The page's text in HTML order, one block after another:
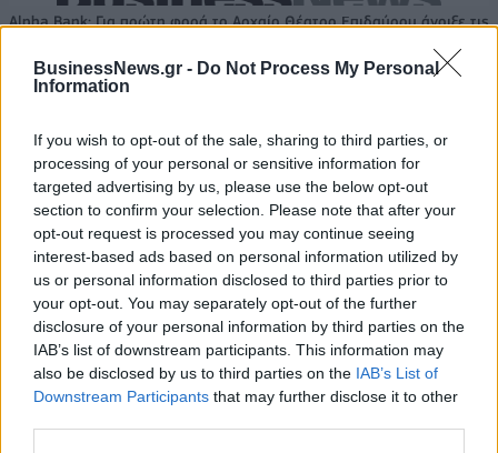
BusinessNews.gr - Do Not Process My Personal
Information
If you wish to opt-out of the sale, sharing to third parties, or
processing of your personal or sensitive information for
targeted advertising by us, please use the below opt-out
section to confirm your selection. Please note that after your
opt-out request is processed you may continue seeing
interest-based ads based on personal information utilized by
us or personal information disclosed to third parties prior to
your opt-out. You may separately opt-out of the further
disclosure of your personal information by third parties on the
IAB’s list of downstream participants. This information may
also be disclosed by us to third parties on the IAB’s List of
Downstream Participants that may further disclose it to other
Alpha Bank: Για πρώτη φορά το Αρχαίο Θέατρο Επιδαύρου άνοιξε τις
ΠΕΡΙΣΣΌΤΕΡΑ ΣΕ ΑΥΤΉ ΤΗΝ ΚΑΤΗΓΟΡΊΑ
H Sharjah (ΗΑΕ) τιμώμενη
Νέα ψηφιακή πλατφόρμα
για ακαθάριστα οικόπεδα: